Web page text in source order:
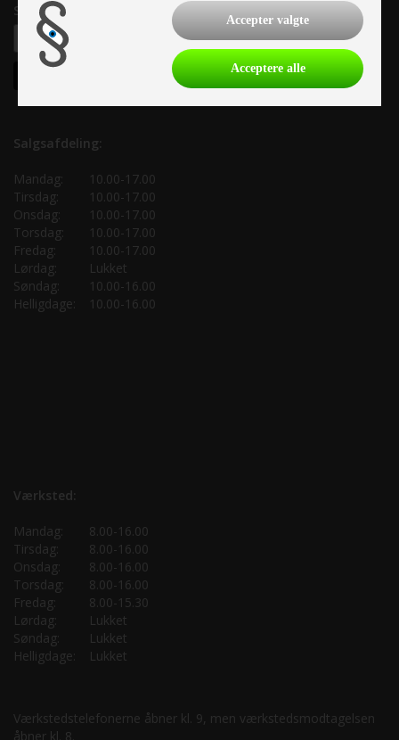
Samtykke til nyhedsbrev
Salgsafdeling:
Mandag:
10.00-17.00
Tirsdag:
10.00-17.00
Onsdag:
10.00-17.00
Torsdag:
10.00-17.00
Fredag:
10.00-17.00
Lørdag:
Lukket
Søndag:
10.00-16.00
Helligdage:
10.00-16.00
Værksted:
Mandag:
8.00-16.00
Tirsdag:
8.00-16.00
Onsdag:
8.00-16.00
Torsdag:
8.00-16.00
Fredag:
8.00-15.30
Lørdag:
Lukket
Søndag:
Lukket
Helligdage:
Lukket
Værkstedstelefonerne åbner kl. 9, men værkstedsmodtagelsen
åbner kl. 8.
Accepter valgte
Acceptere alle